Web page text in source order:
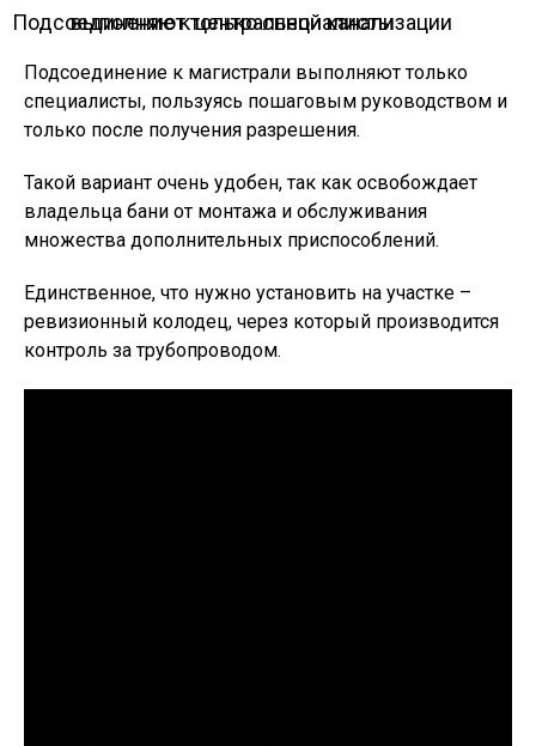
Подсоединение к центральной канализации выполняют только специалисты
Подсоединение к магистрали выполняют только
специалисты, пользуясь пошаговым руководством и
только после получения разрешения.
Такой вариант очень удобен, так как освобождает
владельца бани от монтажа и обслуживания
множества дополнительных приспособлений.
Единственное, что нужно установить на участке –
ревизионный колодец, через который производится
контроль за трубопроводом.